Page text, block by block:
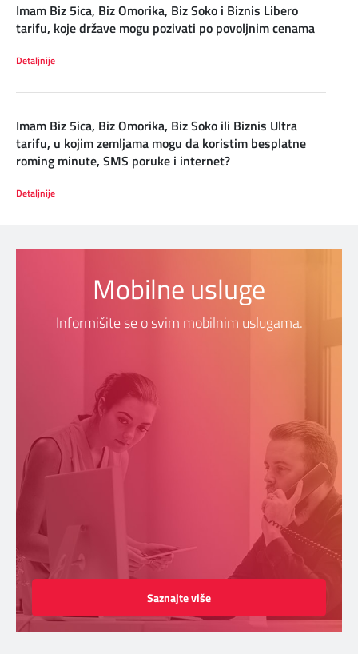
Imam Biz 5ica, Biz Omorika, Biz Soko i Biznis Libero
tarifu, koje države mogu pozivati po povoljnim cenama
Detaljnije
Imam Biz 5ica, Biz Omorika, Biz Soko ili Biznis Ultra
tarifu, u kojim zemljama mogu da koristim besplatne
roming minute, SMS poruke i internet?
Detaljnije
Mobilne usluge
Informišite se o svim mobilnim uslugama.
Saznajte više